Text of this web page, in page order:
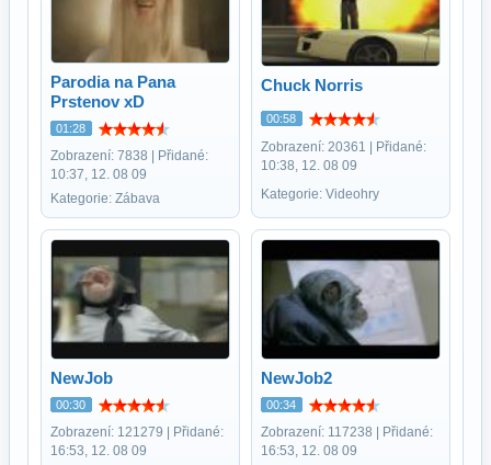
Parodia na Pana
Prstenov xD
01:28
Zobrazení: 7838 | Přidané:
10:37, 12. 08 09
Kategorie: Zábava
Chuck Norris
00:58
Zobrazení: 20361 | Přidané:
10:38, 12. 08 09
Kategorie: Videohry
NewJob
00:30
Zobrazení: 121279 | Přidané:
16:53, 12. 08 09
NewJob2
00:34
Zobrazení: 117238 | Přidané:
16:53, 12. 08 09